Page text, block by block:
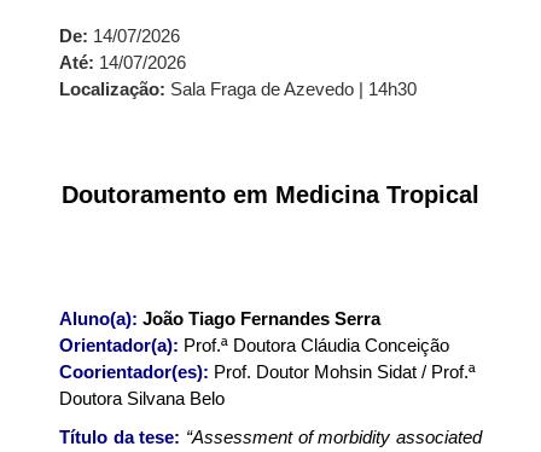
De: 14/07/2026
Até: 14/07/2026
Localização: Sala Fraga de Azevedo | 14h30
Doutoramento em Medicina Tropical
Aluno(a): João Tiago Fernandes Serra
Orientador(a): Prof.ª Doutora Cláudia Conceição
Coorientador(es): Prof. Doutor Mohsin Sidat / Prof.ª
Doutora Silvana Belo
Título da tese: “Assessment of morbidity associated